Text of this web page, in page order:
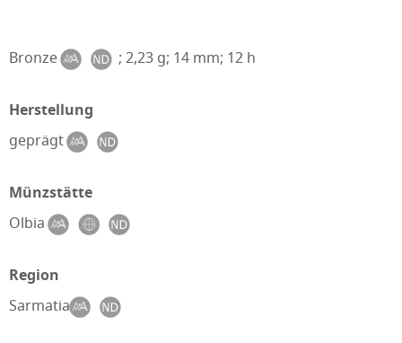
Bronze ; 2,23 g; 14 mm; 12 h
Herstellung
geprägt
Münzstätte
Olbia
Region
Sarmatia